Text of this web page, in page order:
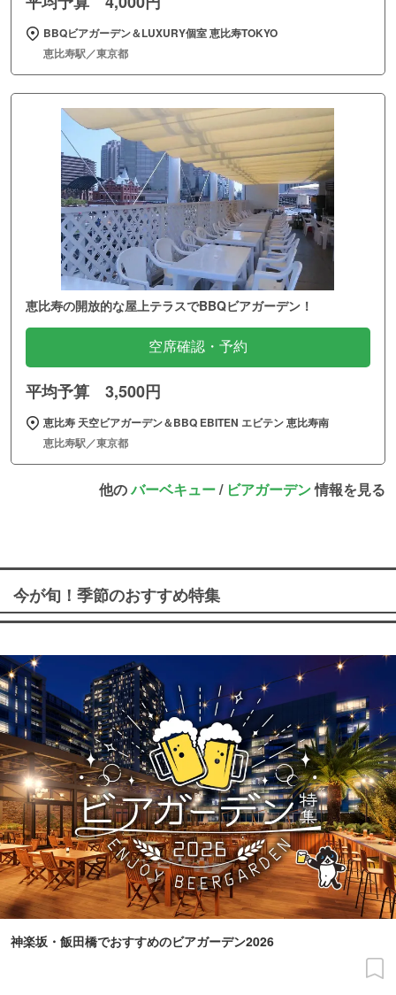
BBQビアガーデン＆LUXURY個室 恵比寿TOKYO
恵比寿駅／東京都
恵比寿の開放的な屋上テラスでBBQビアガーデン！
空席確認・予約
平均予算 3,500円
恵比寿 天空ビアガーデン＆BBQ EBITEN エビテン 恵比寿南
恵比寿駅／東京都
他のバーベキュー/ ビアガーデン情報を見る
今が旬！季節のおすすめ特集
神楽坂・飯田橋でおすすめのビアガーデン2026